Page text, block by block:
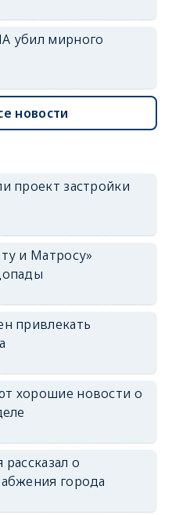
убил мирного
новости
проект застройки
и Матросу»
привлекать
хорошие новости о
о
города